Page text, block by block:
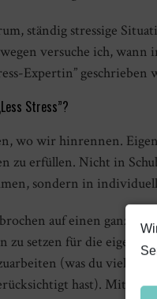
ständig stressige
versuche ich,
Expertin” geschrieben
Stress”?
wo wir hinrennen.
zu erfüllen. Nicht in
sondern in
auf einen ganz
zu setzen für die eigenen
(was du
hast). Mit